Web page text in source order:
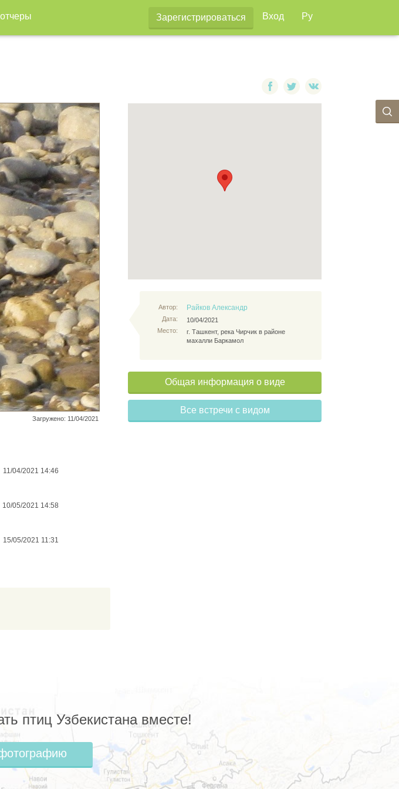
Зарегистрироваться Вход Ру
Загружено: 11/04/2021
Автор:
Дата:
Место:
Райков Александр
10/04/2021
г. Ташкент, река Чирчик в районе
махалли Баркамол
Общая информация о виде
Все встречи с видом
11/04/2021 14:46
10/05/2021 14:58
15/05/2021 11:31
птиц Узбекистана вместе!